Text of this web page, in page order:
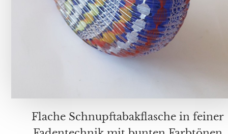
Flache Schnupftabakflasche in feiner